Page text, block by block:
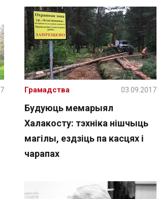
Будуюць мемарыял
Халакосту: тэхніка нішчыць
магілы, ездзіць па касцях і
чарапах
Грамадства 03.09.2017